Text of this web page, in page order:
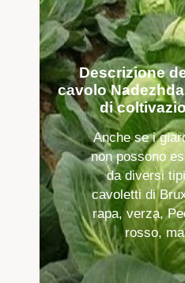
Descrizione
cavolo
di
Anche se i
non possono
da diversi
cavoletti di
rapa, verza,
rosso,